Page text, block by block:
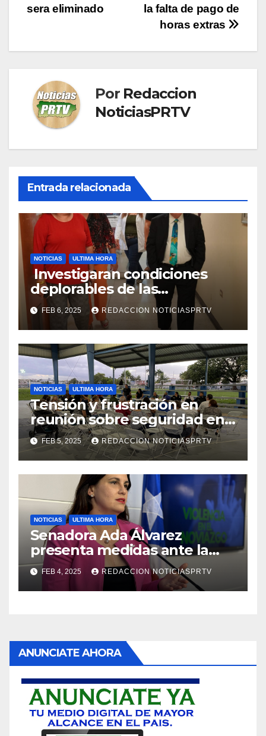
la falta de pago de
horas extras
sera eliminado
Por Redaccion
NoticiasPRTV
Entrada relacionada
NOTICIAS ULTIMA HORA
Investigaran condiciones
deplorables de las
facilidades el Departamento
de la Salud en Mayagüez
FEB 6, 2025 REDACCION NOTICIASPRTV
NOTICIAS ULTIMA HORA
Tensión y frustración en
reunión sobre seguridad en
Reparto Metropolitano
FEB 5, 2025 REDACCION NOTICIASPRTV
NOTICIAS ULTIMA HORA
Senadora Ada Álvarez
presenta medidas ante la
violencia en el noviazgo
FEB 4, 2025 REDACCION NOTICIASPRTV
ANUNCIATE AHORA